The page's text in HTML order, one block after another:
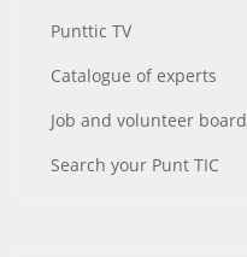
Punttic TV
Catalogue of experts
Job and volunteer board
Search your Punt TIC